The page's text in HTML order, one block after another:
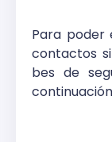
Para poder
contactos
bes de